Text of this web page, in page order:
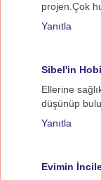
projen.Çok
Yanıtla
Sibel'in
Ellerine
düşünüp
Yanıtla
Evimin